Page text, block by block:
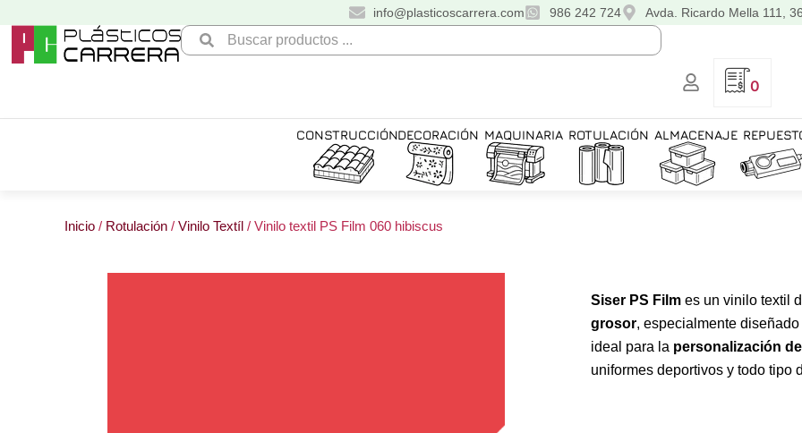
contenido
info@plasticoscarrera.com 986 242 724 Avda. Ricardo Mella 111,
Search
0
CONSTRUCCIÓNDECORACIÓN MAQUINARIA ROTULACIÓN ALMACENAJE
Inicio / Rotulación / Vinilo Textíl / Vinilo textil PS Film 060 hibiscus
Siser PS Film es un vinilo textil
grosor, especialmente
ideal para la personalización
uniformes deportivos y todo tipo